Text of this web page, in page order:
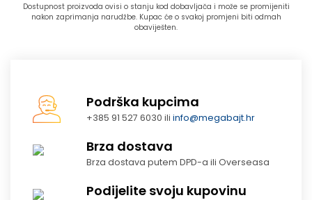
Dostupnost proizvoda ovisi o stanju kod dobavljača i može se promijeniti
nakon zaprimanja narudžbe. Kupac će o svakoj promjeni biti odmah
obaviješten.
Podrška kupcima
+385 91 527 6030 iliinfo@megabajt.hr
Brza dostava
Brza dostava putem DPD-a ili Overseasa
Podijelite svoju kupovinu